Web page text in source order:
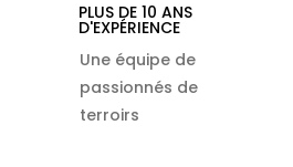
PLUS DE 10 ANS
D'EXPÉRIENCE
Une équipe de
passionnés de
terroirs